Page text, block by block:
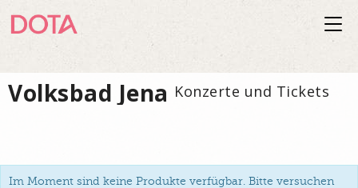
Volksbad Jena Konzerte und Tickets
Im Moment sind keine Produkte verfügbar. Bitte versuchen